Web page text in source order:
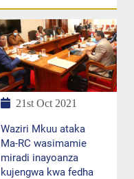
21st Oct 2021
Waziri Mkuu ataka
Ma-RC wasimamie
miradi inayoanza
kujengwa kwa fedha